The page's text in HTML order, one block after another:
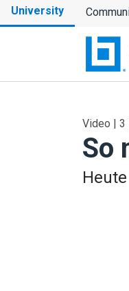
University
Video | 3
So